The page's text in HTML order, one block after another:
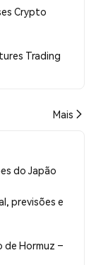
Crypto
Trading
Mais
do Japão
previsões e
de Hormuz –